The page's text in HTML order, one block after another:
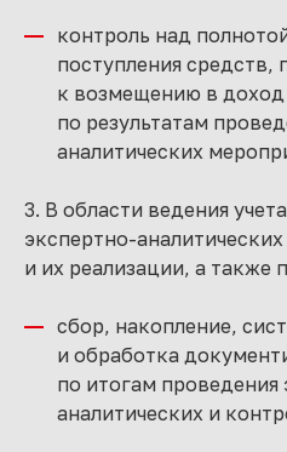
контроль над
поступления средств,
к возмещению в
по результатам
аналитических
3. В области ведения
экспертно-
и их реализации, а также
сбор, накопление,
и обработка
по итогам проведения
аналитических и